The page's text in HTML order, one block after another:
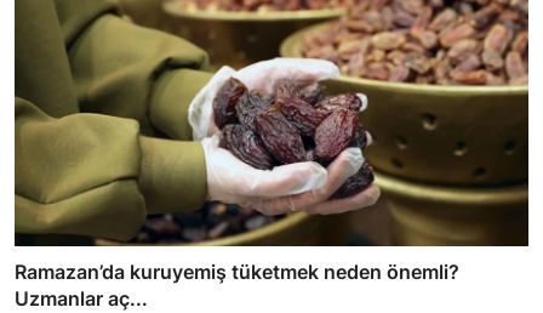
Ramazan’da kuruyemiş tüketmek neden önemli?
Uzmanlar aç...